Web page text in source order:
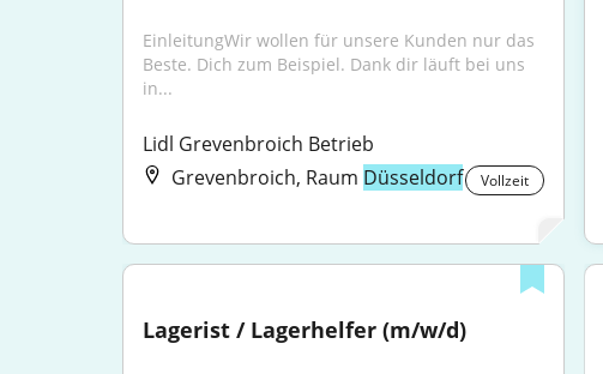
EinleitungWir wollen für unsere Kunden nur das
Beste. Dich zum Beispiel. Dank dir läuft bei uns
in...
Lidl Grevenbroich Betrieb
Grevenbroich, Raum Düsseldorf Vollzeit
Lagerist / Lagerhelfer (m/w/d)